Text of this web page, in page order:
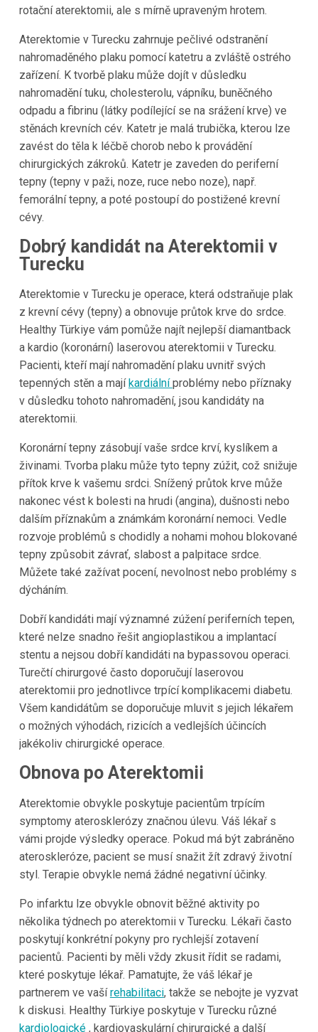
rotační aterektomii, ale s mírně upraveným hrotem.
Aterektomie v Turecku zahrnuje pečlivé odstranění
nahromaděného plaku pomocí katetru a zvláště ostrého
zařízení. K tvorbě plaku může dojít v důsledku
nahromadění tuku, cholesterolu, vápníku, buněčného
odpadu a fibrinu (látky podílející se na srážení krve) ve
stěnách krevních cév. Katetr je malá trubička, kterou lze
zavést do těla k léčbě chorob nebo k provádění
chirurgických zákroků. Katetr je zaveden do periferní
tepny (tepny v paži, noze, ruce nebo noze), např.
femorální tepny, a poté postoupí do postižené krevní
cévy.
Dobrý kandidát na Aterektomii v
Turecku
Aterektomie v Turecku je operace, která odstraňuje plak
z krevní cévy (tepny) a obnovuje průtok krve do srdce.
Healthy Türkiye vám pomůže najít nejlepší diamantback
a kardio (koronární) laserovou aterektomii v Turecku.
Pacienti, kteří mají nahromadění plaku uvnitř svých
tepenných stěn a mají kardiálníproblémy nebo příznaky
v důsledku tohoto nahromadění, jsou kandidáty na
aterektomii.
Koronární tepny zásobují vaše srdce krví, kyslíkem a
živinami. Tvorba plaku může tyto tepny zúžit, což snižuje
přítok krve k vašemu srdci. Snížený průtok krve může
nakonec vést k bolesti na hrudi (angina), dušnosti nebo
dalším příznakům a známkám koronární nemoci. Vedle
rozvoje problémů s chodidly a nohami mohou blokované
tepny způsobit závrať, slabost a palpitace srdce.
Můžete také zažívat pocení, nevolnost nebo problémy s
dýcháním.
Dobří kandidáti mají významné zúžení periferních tepen,
které nelze snadno řešit angioplastikou a implantací
stentu a nejsou dobří kandidáti na bypassovou operaci.
Turečtí chirurgové často doporučují laserovou
aterektomii pro jednotlivce trpící komplikacemi diabetu.
Všem kandidátům se doporučuje mluvit s jejich lékařem
o možných výhodách, rizicích a vedlejších účincích
jakékoliv chirurgické operace.
Obnova po Aterektomii
Aterektomie obvykle poskytuje pacientům trpícím
symptomy aterosklerózy značnou úlevu. Váš lékař s
vámi projde výsledky operace. Pokud má být zabráněno
ateroskleróze, pacient se musí snažit žít zdravý životní
styl. Terapie obvykle nemá žádné negativní účinky.
Po infarktu lze obvykle obnovit běžné aktivity po
několika týdnech po aterektomii v Turecku. Lékaři často
poskytují konkrétní pokyny pro rychlejší zotavení
pacientů. Pacienti by měli vždy zkusit řídit se radami,
které poskytuje lékař. Pamatujte, že váš lékař je
partnerem ve vašírehabilitaci, takže se nebojte je vyzvat
k diskusi. Healthy Türkiye poskytuje v Turecku různé
kardiologické , kardiovaskulární chirurgické a další